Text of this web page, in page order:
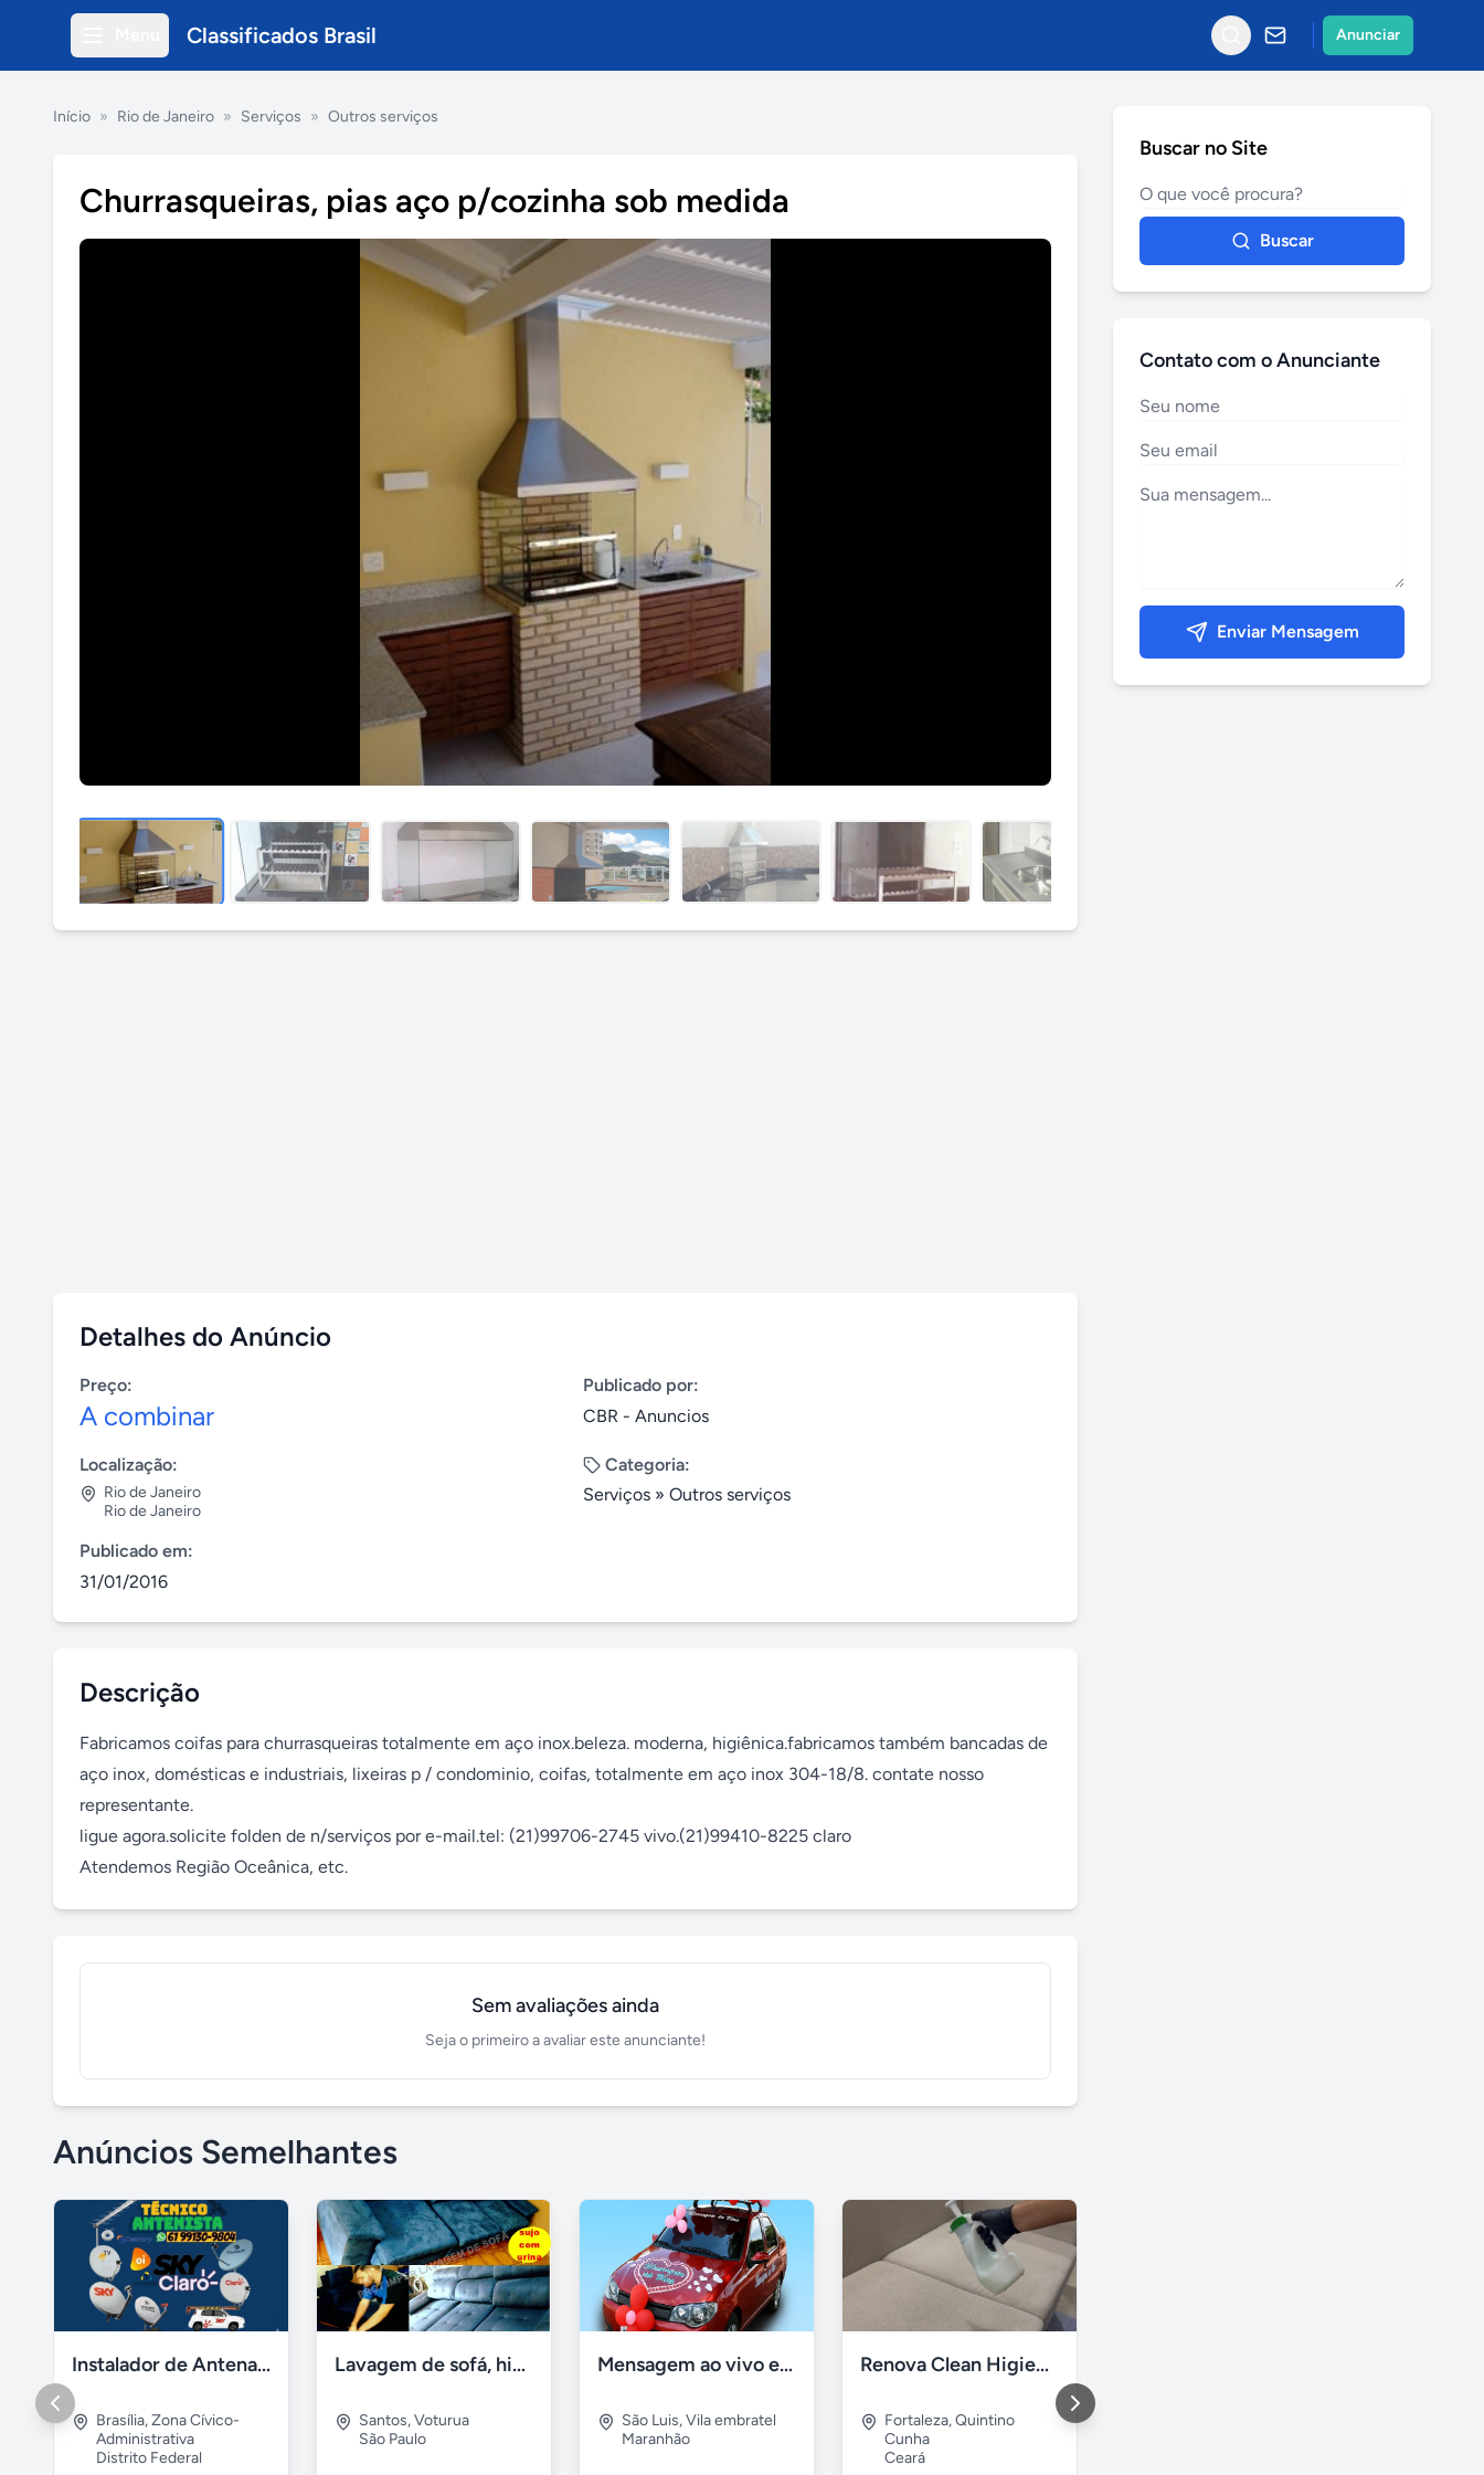
Classificados Brasil Anunciar
Início » Rio de Janeiro » Serviços » Outros serviços
Churrasqueiras, pias aço p/cozinha sob medida
Detalhes do Anúncio
Preço:
A combinar
Publicado por:
CBR - Anuncios
Localização:
Rio de Janeiro
Rio de Janeiro
Categoria:
Serviços » Outros serviços
Publicado em:
31/01/2016
Descrição
Fabricamos coifas para churrasqueiras totalmente em aço inox.beleza. moderna, higiênica.fabricamos também bancadas de
aço inox, domésticas e industriais, lixeiras p / condominio, coifas, totalmente em aço inox 304-18/8. contate nosso
representante.
ligue agora.solicite folden de n/serviços por e-mail.tel: (21)99706-2745 vivo.(21)99410-8225 claro
Atendemos Região Oceânica, etc.
Sem avaliações ainda
Seja o primeiro a avaliar este anunciante!
Anúncios Semelhantes
Instalador de Antena Digital em Brasília
Brasília,Zona Cívico-
Administrativa
Distrito Federal
Lavagem de sofá, higienização sofá, Impermeabilização
Santos,Voturua
São Paulo
Mensagem ao vivo em carro de som
São Luis,Vila embratel
Maranhão
Renova Clean Higienização Premium de Estofados
Fortaleza,Quintino
Cunha
Ceará
Buscar no Site
Buscar
Contato com o Anunciante
Enviar Mensagem